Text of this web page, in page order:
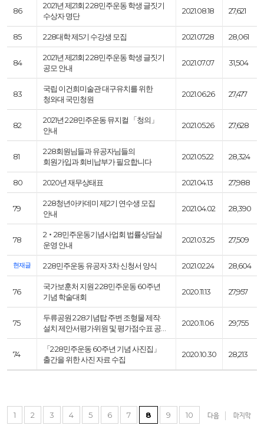
86
2021년 제21회 2·28민주운동 학생 글짓기
수상자 명단
2021.08.18 27,621
85 2.28대학 제5기 수강생 모집 2021.07.28 28,061
84
2021년 제21회 2·28민주운동 학생 글짓기
공모 안내
2021.07.07 31,504
83
국립 이건희미술관 대구유치를 위한
청와대 국민청원
2021.06.26 27,477
82
2021년 2·28민주운동 뮤지컬 「청의」
안내
2021.05.26 27,628
81
2·28회원님들과 유공자님들의
회원가입과 회비납부가 필요합니다
2021.05.22 28,324
80 2020년 재무상태표 2021.04.13 27,988
79
2·28청년아카데미 제2기 연수생 모집
안내
2021.04.02 28,390
78
2‧28민주운동기념사업회 법률상담실
운영 안내
2021.03.25 27,509
현재글 2·28민주운동 유공자 3차 신청서 양식 2021.02.24 28,604
76
국가보훈처 지원 2·28민주운동 60주년
기념 학술대회
2020.11.13 27,957
75
두류공원 2·28기념탑 주변 조형물 제작·
설치 제안서평가위원 및 평가점수표 공…
2020.11.06 29,755
74
「2·28민주운동 60주년 기념 사진집」
출간을 위한 사진 자료 수집
2020.10.30 28,213
1 2 3 4 5 6 7 8 9 10 다음 마지막